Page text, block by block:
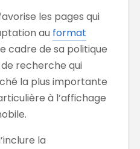
les pages qui
au format
cadre de sa politique
recherche qui
la plus importante
à l’affichage
la